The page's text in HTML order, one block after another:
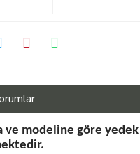
ve modeline göre